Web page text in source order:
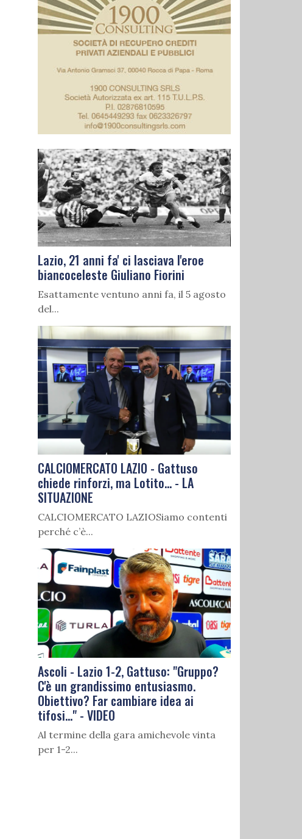
Lazio, 21 anni fa' ci lasciava l'eroe
biancoceleste Giuliano Fiorini
Esattamente ventuno anni fa, il 5 agosto
del...
CALCIOMERCATO LAZIO - Gattuso
chiede rinforzi, ma Lotito... - LA
SITUAZIONE
CALCIOMERCATO LAZIOSiamo contenti
perché c’è...
Ascoli - Lazio 1-2, Gattuso: "Gruppo?
C'è un grandissimo entusiasmo.
Obiettivo? Far cambiare idea ai
tifosi..." - VIDEO
Al termine della gara amichevole vinta
per 1-2...